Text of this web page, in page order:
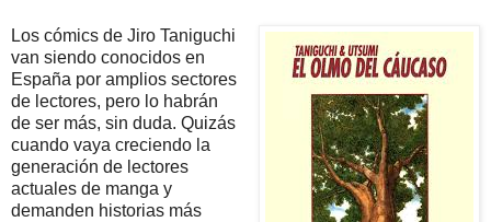
Los cómics de Jiro Taniguchi
van siendo conocidos en
España por amplios sectores
de lectores, pero lo habrán
de ser más, sin duda. Quizás
cuando vaya creciendo la
generación de lectores
actuales de manga y
demanden historias más